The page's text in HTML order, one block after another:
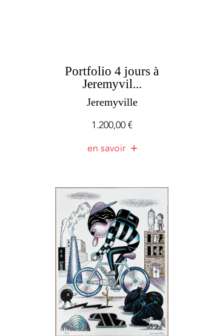
Portfolio 4 jours à
Jeremyvil...
Jeremyville
1.200,00€
en savoir